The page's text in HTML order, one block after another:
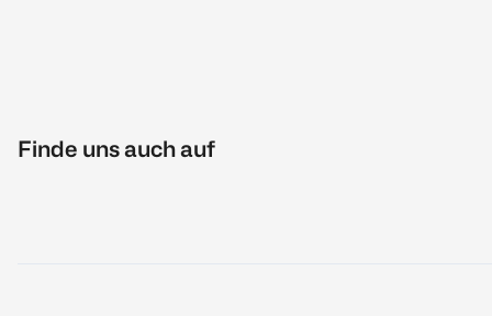
Finde uns auch auf